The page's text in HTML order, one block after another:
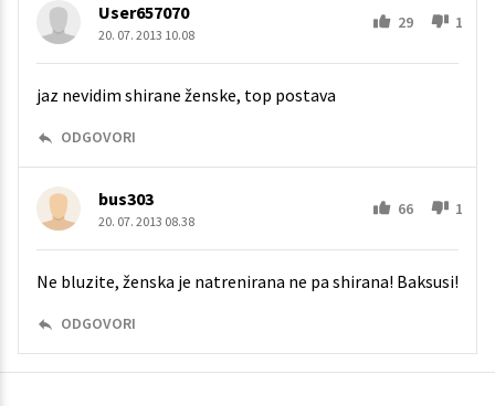
User657070
20. 07. 2013 10.08
29 1
jaz nevidim shirane ženske, top postava
ODGOVORI
bus303
20. 07. 2013 08.38
66 1
Ne bluzite, ženska je natrenirana ne pa shirana! Baksusi!
ODGOVORI